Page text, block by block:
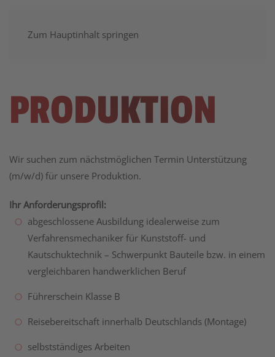
Zum Hauptinhalt springen
PRODUKTION
Wir suchen zum nächstmöglichen Termin Unterstützung
(m/w/d) für unsere Produktion.
Ihr Anforderungsprofil:
abgeschlossene Ausbildung idealerweise zum
Verfahrensmechaniker für Kunststoff- und
Kautschuktechnik – Schwerpunkt Bauteile bzw. in einem
vergleichbaren handwerklichen Beruf
Führerschein Klasse B
Reisebereitschaft innerhalb Deutschlands (Montage)
selbstständiges Arbeiten